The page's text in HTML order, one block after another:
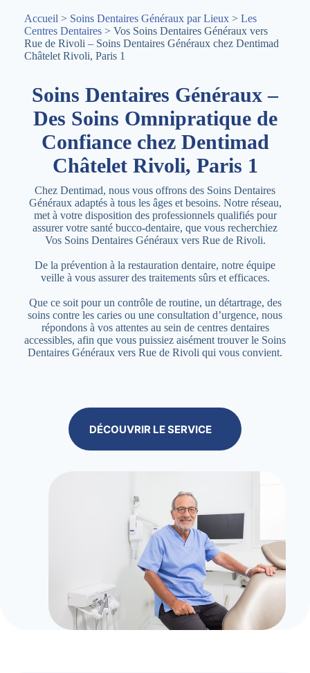
Accueil > Soins Dentaires Généraux par Lieux > Les
Centres Dentaires > Vos Soins Dentaires Généraux vers
Rue de Rivoli – Soins Dentaires Généraux chez Dentimad
Châtelet Rivoli, Paris 1
Soins Dentaires Généraux –
Des Soins Omnipratique de
Confiance chez Dentimad
Châtelet Rivoli, Paris 1
Chez Dentimad, nous vous offrons des Soins Dentaires
Généraux adaptés à tous les âges et besoins. Notre réseau,
met à votre disposition des professionnels qualifiés pour
assurer votre santé bucco-dentaire, que vous recherchiez
Vos Soins Dentaires Généraux vers Rue de Rivoli.
De la prévention à la restauration dentaire, notre équipe
veille à vous assurer des traitements sûrs et efficaces.
Que ce soit pour un contrôle de routine, un détartrage, des
soins contre les caries ou une consultation d’urgence, nous
répondons à vos attentes au sein de centres dentaires
accessibles, afin que vous puissiez aisément trouver le Soins
Dentaires Généraux vers Rue de Rivoli qui vous convient.
DÉCOUVRIR LE SERVICE